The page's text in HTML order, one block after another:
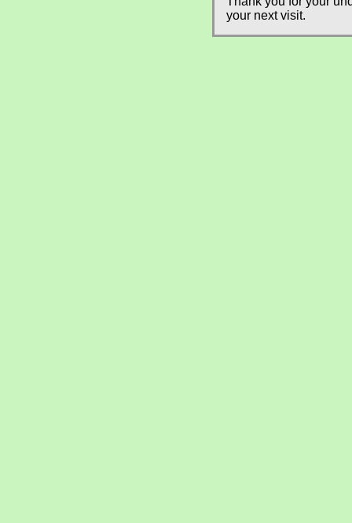
your next visit.